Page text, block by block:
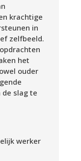
krachtige
in
zelfbeeld.
het
ouder
slag te
werker